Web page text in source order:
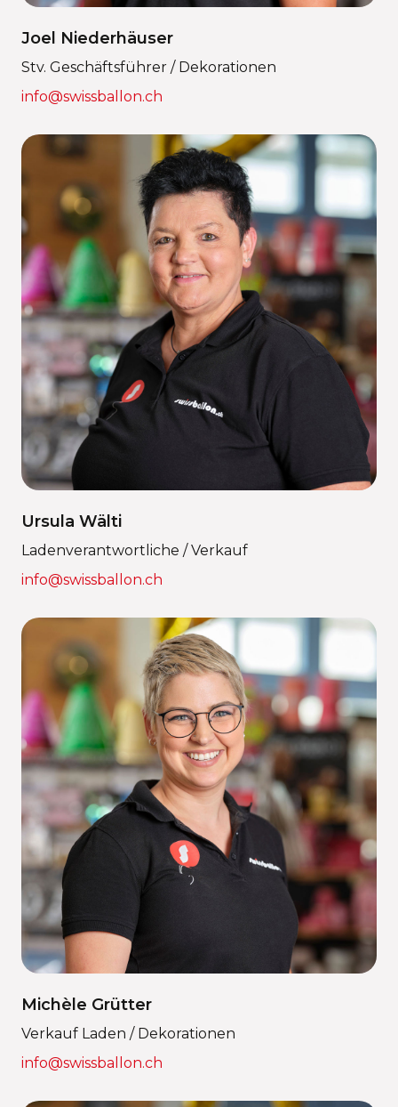
Joel Niederhäuser
Stv. Geschäftsführer / Dekorationen
info@swissballon.ch
Ursula Wälti
Ladenverantwortliche / Verkauf
info@swissballon.ch
Michèle Grütter
Verkauf Laden / Dekorationen
info@swissballon.ch